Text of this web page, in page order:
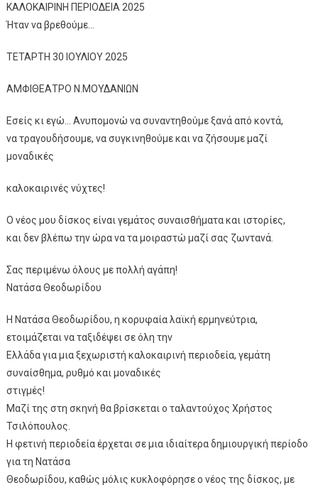
ΚΑΛΟΚΑΙΡΙΝΗ ΠΕΡΙΟΔΕΙΑ 2025
Ήταν να βρεθούμε…
ΤΕΤΑΡΤΗ 30 ΙΟΥΛΙΟΥ 2025
ΑΜΦΙΘΕΑΤΡΟ Ν.ΜΟΥΔΑΝΙΩΝ
Εσείς κι εγώ… Ανυπομονώ να συναντηθούμε ξανά από κοντά,
να τραγουδήσουμε, να συγκινηθούμε και να ζήσουμε μαζί
μοναδικές
καλοκαιρινές νύχτες!
Ο νέος μου δίσκος είναι γεμάτος συναισθήματα και ιστορίες,
και δεν βλέπω την ώρα να τα μοιραστώ μαζί σας ζωντανά.
Σας περιμένω όλους με πολλή αγάπη!
Νατάσα Θεοδωρίδου
Η Νατάσα Θεοδωρίδου, η κορυφαία λαϊκή ερμηνεύτρια,
ετοιμάζεται να ταξιδέψει σε όλη την
Ελλάδα για μια ξεχωριστή καλοκαιρινή περιοδεία, γεμάτη
συναίσθημα, ρυθμό και μοναδικές
στιγμές!
Μαζί της στη σκηνή θα βρίσκεται ο ταλαντούχος Χρήστος
Τσιλόπουλος.
Η φετινή περιοδεία έρχεται σε μια ιδιαίτερα δημιουργική περίοδο
για τη Νατάσα
Θεοδωρίδου, καθώς μόλις κυκλοφόρησε ο νέος της δίσκος, με